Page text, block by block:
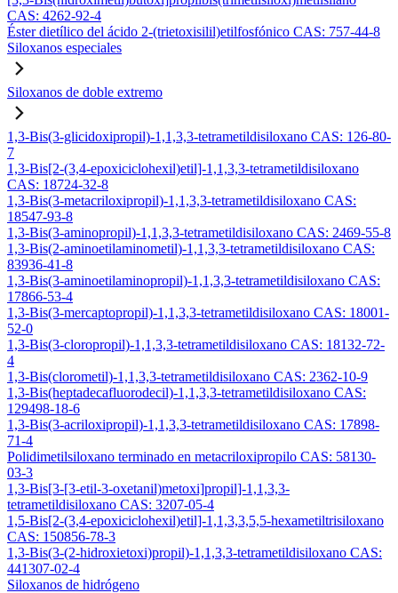
CAS: 4262-92-4
Éster dietílico del ácido 2-(trietoxisilil)etilfosfónico CAS: 757-44-8
Siloxanos especiales
Siloxanos de doble extremo
1,3-Bis(3-glicidoxipropil)-1,1,3,3-tetrametildisiloxano CAS: 126-80-
7
1,3-Bis[2-(3,4-epoxiciclohexil)etil]-1,1,3,3-tetrametildisiloxano
CAS: 18724-32-8
1,3-Bis(3-metacriloxipropil)-1,1,3,3-tetrametildisiloxano CAS:
18547-93-8
1,3-Bis(3-aminopropil)-1,1,3,3-tetrametildisiloxano CAS: 2469-55-8
1,3-Bis(2-aminoetilaminometil)-1,1,3,3-tetrametildisiloxano CAS:
83936-41-8
1,3-Bis(3-aminoetilaminopropil)-1,1,3,3-tetrametildisiloxano CAS:
17866-53-4
1,3-Bis(3-mercaptopropil)-1,1,3,3-tetrametildisiloxano CAS: 18001-
52-0
1,3-Bis(3-cloropropil)-1,1,3,3-tetrametildisiloxano CAS: 18132-72-
4
1,3-Bis(clorometil)-1,1,3,3-tetrametildisiloxano CAS: 2362-10-9
1,3-Bis(heptadecafluorodecil)-1,1,3,3-tetrametildisiloxano CAS:
129498-18-6
1,3-Bis(3-acriloxipropil)-1,1,3,3-tetrametildisiloxano CAS: 17898-
71-4
Polidimetilsiloxano terminado en metacriloxipropilo CAS: 58130-
03-3
1,3-Bis[3-[3-etil-3-oxetanil)metoxi]propil]-1,1,3,3-
tetrametildisiloxano CAS: 3207-05-4
1,5-Bis[2-(3,4-epoxiciclohexil)etil]-1,1,3,3,5,5-hexametiltrisiloxano
CAS: 150856-78-3
1,3-Bis(3-(2-hidroxietoxi)propil)-1,1,3,3-tetrametildisiloxano CAS:
441307-02-4
Siloxanos de hidrógeno